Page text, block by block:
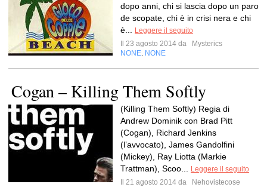
dopo anni, chi si lascia dopo un paro
de scopate, chi è in crisi nera e chi
è...
Leggere il seguito
Il 23 agosto 2014 da
Mysterics
NONE NONE
Cogan – Killing Them Softly
(Killing Them Softly) Regia di
Andrew Dominik con Brad Pitt
(Cogan), Richard Jenkins
(l’avvocato), James Gandolfini
(Mickey), Ray Liotta (Markie
Trattman), Scoo...
Leggere il seguito
Il 21 agosto 2014 da
Nehovistecose